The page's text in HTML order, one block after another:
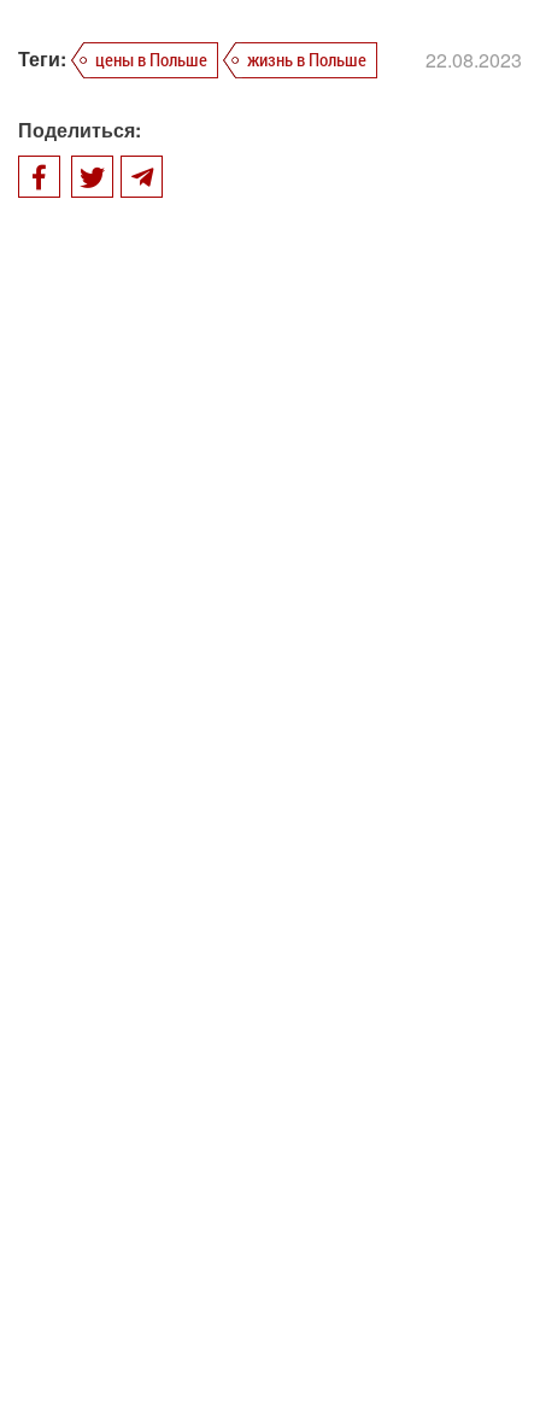
Теги: цены в Польше жизнь в Польше 22.08.2023
Поделиться: